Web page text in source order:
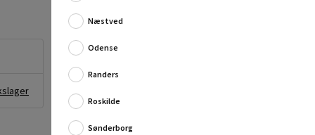
gør den yderst alsidig og praktisk.
Næstved
Odense
Randers
Roskilde
Sønderborg